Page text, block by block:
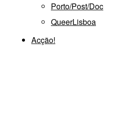
Porto/Post/Doc
QueerLisboa
Acção!